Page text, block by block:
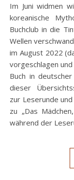
Im Juni widmen wir uns einer Geschichte, die uns in die
koreanische
Buchclub in die
Wellen
im August 2022
vorgeschlagen
Buch in
dieser
zur Leserunde
zu „Das
während der